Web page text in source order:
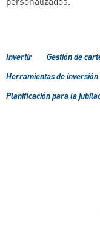
Invertir
Gestión de
Herramientas de inversión
Planificación para la